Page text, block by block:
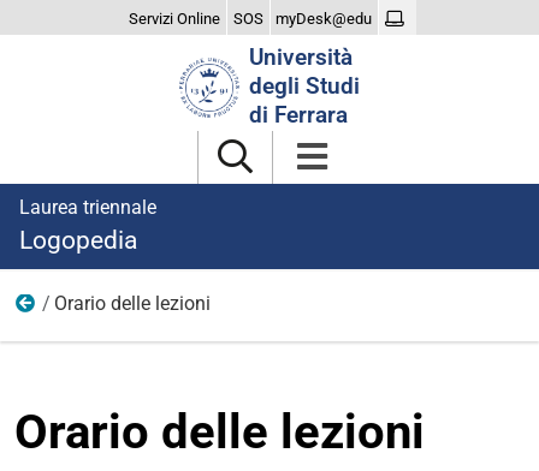
Servizi Online SOS myDesk@edu
Università
degli Studi
di Ferrara
Laurea triennale
Logopedia
Didattica
Orario delle lezioni
Orario delle lezioni